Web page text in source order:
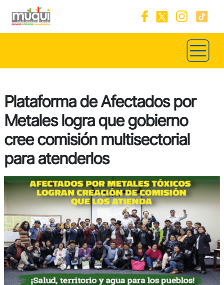
Plataforma de Afectados por
Metales logra que gobierno
cree comisión multisectorial
para atenderlos